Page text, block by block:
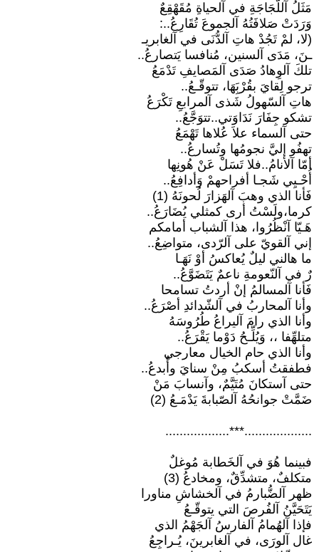
مَثَلُ آللَّجَاجَةِ في آلحياةِ مُقَهْقِعٌ
وَرَدَتْ صَلافَتُهُ آلجموعَ تُقَارِعُ..:
(لا، لمْ تَجُدْ هاتِ آلدُّنَى في آلغابريـ
ـنَ، مَدَى آلسنين، مُنافسا يَتصارعُ..
تلكَ آلوِهادُ صَدَى آلمَصايفِ تَدْمَعُ
ترجو لِقايَ بقُرْبَِهَا، تتوقّـعُ..
هاتِ آلسّهولُ شَذى آلمرابعِ تَكْرَعُ
تشكو جِفَارَ نَدَاوَتي..تتوَجَّعُ..
حتى آلسماء علاَ عُلاها تَهْمَعُ
تهفُو إليَّ نجومُها وتُسارعُ..
أمّا آلأنامُ..فلا تَسَلْ عَنْ هُونِها
أُحْـيِي شَجـا أفراحهمْ وَأدافِعُ..
فَأنا الذي وهبَ آلهَزارَ لُحونَهُ (1)
كرما،ولَسْتُ أرى كمثلي يُضَارَعُ..
هَـيّا آنْظُرُوا، هذا آلشباب أمامكم
إني آلقويّ على آلرّدى، متواضِعُ..
ما هالني ليلٌ يُعاكسُ أوْ نَهَـا
رٌ في آلنّعومةِ ناعمٌ يَتَضَوَّعُ..
فَأنا آلمسالمُ إنْ أردتُ تسامحا
وأنا آلمحاربُ في آلشّدائدِ أصْرَعُ..
وأنا الذي رامَ آليراعُ طُرُوسَهُ
متلهِّفا ،، وَيُلِّـحُ دَوْما يَقْرَعُ..
وأنا الذي حام الخيال معارجي
فطفقتُ أسكبُ مِنْ سنايَ وأُبدعُ..
حتى آستكانَ مُتَيَّمٌ، وآنسابَ مَنْ
ضَمَّتْ جوانحُهُ آلصّبابةَ يَدْمَـعُ (2)
...................***..................
فبينما هُوَ في آلخَطابة مُوغلٌ
متكلفٌ، متشدِّقٌ، ومخادعُ (3)
ظهر آلضُّبارمُ في آلخشاشِ مناورا
يَتَحَيَّنُ آلفُرصَ التي يتوقّـعُ
فإذا آلهُمامُ آلفارسُ آلجَهْمُ الذي
غال آلورَى، في آلغابرينَ، يُـراجِعُ